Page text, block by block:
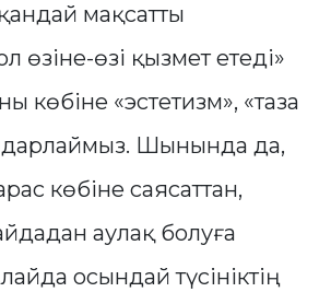
мақсатты
өзіне-өзі қызмет етеді»
көбіне «эстетизм», «таза
Шынында да,
көбіне саясаттан,
аулақ болуға
осындай түсініктің